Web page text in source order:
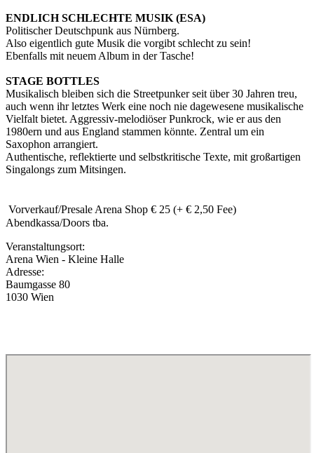
ENDLICH SCHLECHTE MUSIK (ESA)
Politischer Deutschpunk aus Nürnberg.
Also eigentlich gute Musik die vorgibt schlecht zu sein!
Ebenfalls mit neuem Album in der Tasche!
STAGE BOTTLES
Musikalisch bleiben sich die Streetpunker seit über 30 Jahren treu,
auch wenn ihr letztes Werk eine noch nie dagewesene musikalische
Vielfalt bietet. Aggressiv-melodiöser Punkrock, wie er aus den
1980ern und aus England stammen könnte. Zentral um ein
Saxophon arrangiert.
Authentische, reflektierte und selbstkritische Texte, mit großartigen
Singalongs zum Mitsingen.
Vorverkauf/Presale Arena Shop € 25 (+ € 2,50 Fee)
Abendkassa/Doors tba.
Veranstaltungsort:
Arena Wien - Kleine Halle
Adresse:
Baumgasse 80
1030 Wien